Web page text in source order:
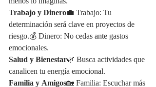
Trabajo y Dinero💼 Trabajo: Tu
determinación será clave en proyectos de
riesgo.💰 Dinero: No cedas ante gastos
emocionales.
Salud y Bienestar🌿 Busca actividades que
canalicen tu energía emocional.
Familia y Amigos🏡 Familia: Escuchar más